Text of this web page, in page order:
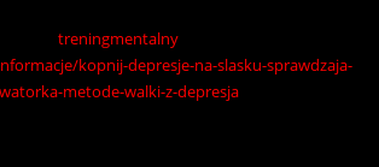
kopnij-depresje-na-slasku-sprawdzaja-
metode-walki-z-depresja